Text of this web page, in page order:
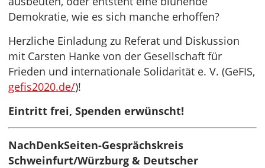
Demokratie, wie es sich manche erhoffen?
Herzliche Einladung zu Referat und Diskussion
mit Carsten Hanke von der Gesellschaft für
Frieden und internationale Solidarität e. V. (GeFIS,
gefis2020.de/)!
Eintritt frei, Spenden erwünscht!
NachDenkSeiten-Gesprächskreis
Schweinfurt/Würzburg & Deutscher